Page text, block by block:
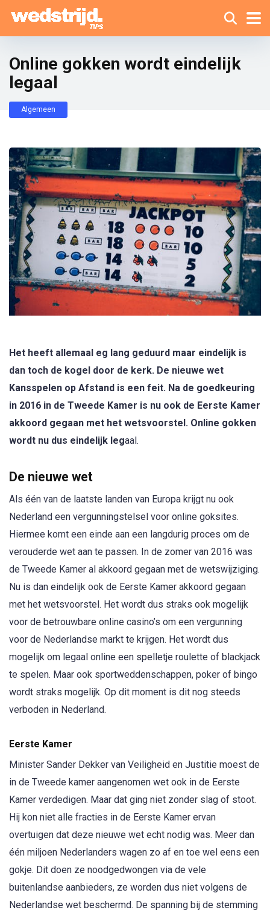
Online gokken wordt eindelijk
legaal
Algemeen
Het heeft allemaal eg lang geduurd maar eindelijk is
dan toch de kogel door de kerk. De nieuwe wet
Kansspelen op Afstand is een feit. Na de goedkeuring
in 2016 in de Tweede Kamer is nu ook de Eerste Kamer
akkoord gegaan met het wetsvoorstel. Online gokken
wordt nu dus eindelijk legaal.
De nieuwe wet
Als één van de laatste landen van Europa krijgt nu ook
Nederland een vergunningstelsel voor online goksites.
Hiermee komt een einde aan een langdurig proces om de
verouderde wet aan te passen. In de zomer van 2016 was
de Tweede Kamer al akkoord gegaan met de wetswijziging.
Nu is dan eindelijk ook de Eerste Kamer akkoord gegaan
met het wetsvoorstel. Het wordt dus straks ook mogelijk
voor de betrouwbare online casino’s om een vergunning
voor de Nederlandse markt te krijgen. Het wordt dus
mogelijk om legaal online een spelletje roulette of blackjack
te spelen. Maar ook sportweddenschappen, poker of bingo
wordt straks mogelijk. Op dit moment is dit nog steeds
verboden in Nederland.
Eerste Kamer
Minister Sander Dekker van Veiligheid en Justitie moest de
in de Tweede kamer aangenomen wet ook in de Eerste
Kamer verdedigen. Maar dat ging niet zonder slag of stoot.
Hij kon niet alle fracties in de Eerste Kamer ervan
overtuigen dat deze nieuwe wet echt nodig was. Meer dan
één miljoen Nederlanders wagen zo af en toe wel eens een
gokje. Dit doen ze noodgedwongen via de vele
buitenlandse aanbieders, ze worden dus niet volgens de
Nederlandse wet beschermd. De spanning bij de stemming